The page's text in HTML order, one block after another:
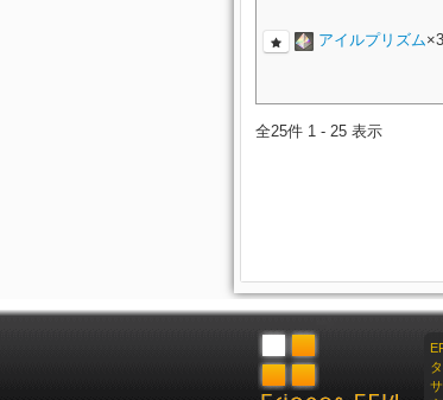
アイルプリズム×3
全25件 1 - 25 表示